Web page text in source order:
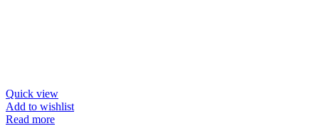
Quick view
Add to wishlist
Read more